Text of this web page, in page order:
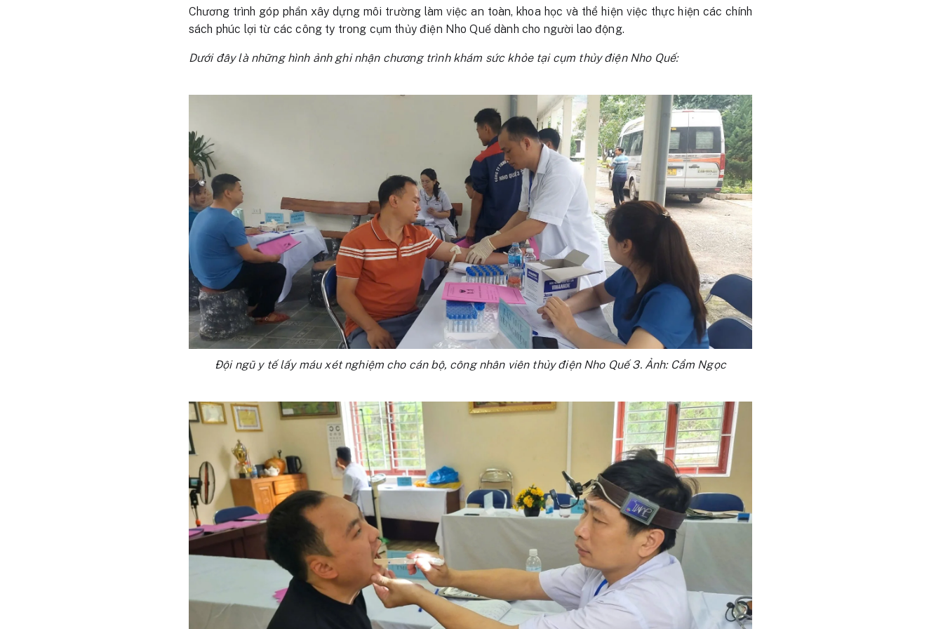
Chương trình góp phần xây dựng môi trường làm việc an toàn, khoa học và thể hiện việc thực hiện các chính
sách phúc lợi từ các công ty trong cụm thủy điện Nho Quế dành cho người lao động.
Dưới đây là những hình ảnh ghi nhận chương trình khám sức khỏe tại cụm thủy điện Nho Quế:
Đội ngũ y tế lấy máu xét nghiệm cho cán bộ, công nhân viên thủy điện Nho Quế 3. Ảnh: Cẩm Ngọc